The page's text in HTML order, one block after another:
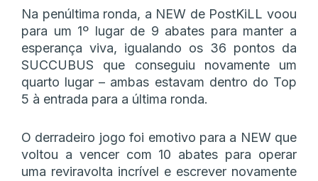
Na penúltima ronda, a NEW de PostKiLL voou
para um 1º lugar de 9 abates para manter a
esperança viva, igualando os 36 pontos da
SUCCUBUS que conseguiu novamente um
quarto lugar – ambas estavam dentro do Top
5 à entrada para a última ronda.
O derradeiro jogo foi emotivo para a NEW que
voltou a vencer com 10 abates para operar
uma reviravolta incrível e escrever novamente